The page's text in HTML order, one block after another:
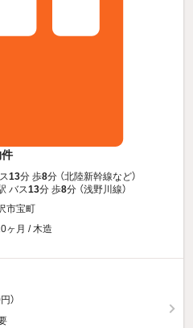
13分 歩8分 （北陸新幹線など）
バス13分 歩8分 （浅野川線）
市宝町
ヶ月 / 木造
）